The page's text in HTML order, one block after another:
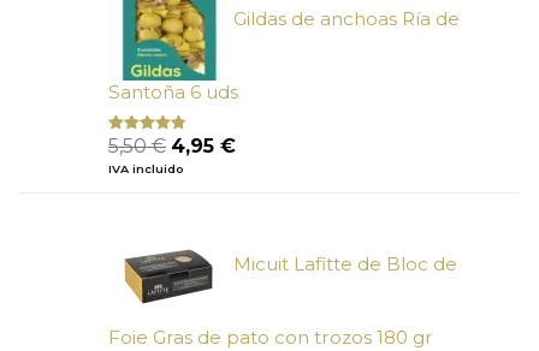
Gildas de anchoas Ría de
Santoña 6 uds
Valorado
con
de 5
5,50€ El
precio
4,95 €El
IVA incluido
Micuit Lafitte de Bloc de
Foie Gras de pato con trozos 180 gr